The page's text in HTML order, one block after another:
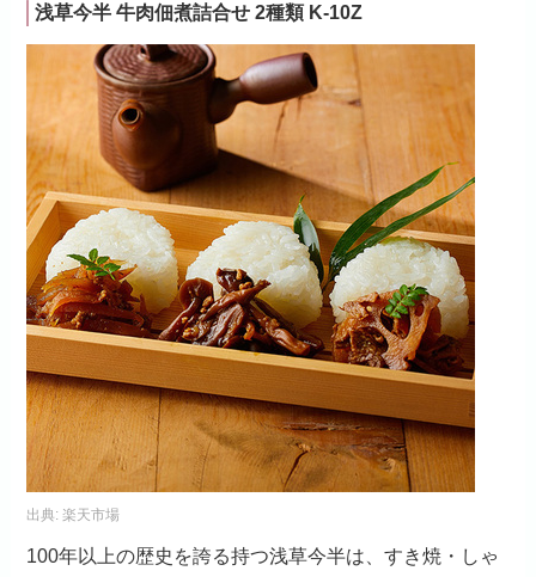
浅草今半 牛肉佃煮詰合せ 2種類 K-10Z
出典:楽天市場
100年以上の歴史を誇る持つ浅草今半は、すき焼・しゃ